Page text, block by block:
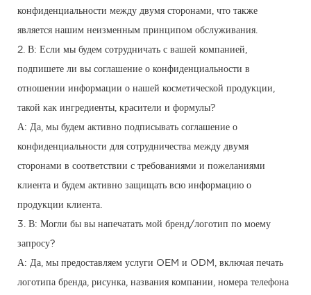
конфиденциальности между двумя сторонами, что также
является нашим неизменным принципом обслуживания.
2. В: Если мы будем сотрудничать с вашей компанией,
подпишете ли вы соглашение о конфиденциальности в
отношении информации о нашей косметической продукции,
такой как ингредиенты, красители и формулы?
А: Да, мы будем активно подписывать соглашение о
конфиденциальности для сотрудничества между двумя
сторонами в соответствии с требованиями и пожеланиями
клиента и будем активно защищать всю информацию о
продукции клиента.
3. В: Могли бы вы напечатать мой бренд/логотип по моему
запросу?
А: Да, мы предоставляем услуги OEM и ODM, включая печать
логотипа бренда, рисунка, названия компании, номера телефона